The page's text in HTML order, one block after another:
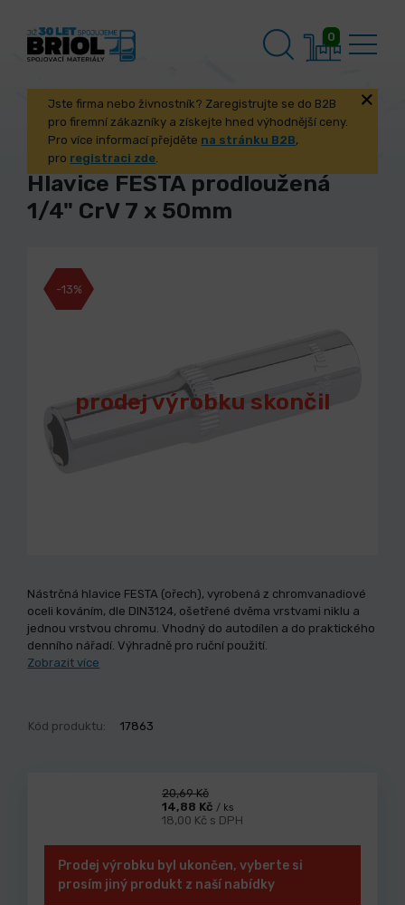
0
Jste firma nebo živnostník? Zaregistrujte se do B2B
pro firemní zákazníky a získejte hned výhodnější ceny.
Pro více informací přejděte na stránku B2B,
pro registraci zde.
Hlavice FESTA prodloužená
1/4" CrV 7 x 50mm
prodej výrobku skončil
-13%
Nástrčná hlavice FESTA (ořech), vyrobená z chromvanadiové
oceli kováním, dle DIN3124, ošetřené dvěma vrstvami niklu a
jednou vrstvou chromu. Vhodný do autodílen a do praktického
denního nářadí. Výhradně pro ruční použití.
Zobrazit více
Kód produktu: 17863
20,69 Kč
14,88 Kč / ks
18,00 Kč s DPH
Prodej výrobku byl ukončen, vyberte si
prosím jiný produkt z naší nabídky